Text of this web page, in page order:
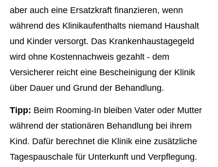
aber auch eine Ersatzkraft finanzieren, wenn
während des Klinikaufenthalts niemand Haushalt
und Kinder versorgt. Das Krankenhaustagegeld
wird ohne Kostennachweis gezahlt - dem
Versicherer reicht eine Bescheinigung der Klinik
über Dauer und Grund der Behandlung.
Tipp: Beim Rooming-In bleiben Vater oder Mutter
während der stationären Behandlung bei ihrem
Kind. Dafür berechnet die Klinik eine zusätzliche
Tagespauschale für Unterkunft und Verpflegung.